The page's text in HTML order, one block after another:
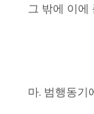
그 밖에 이에
마. 범행동기